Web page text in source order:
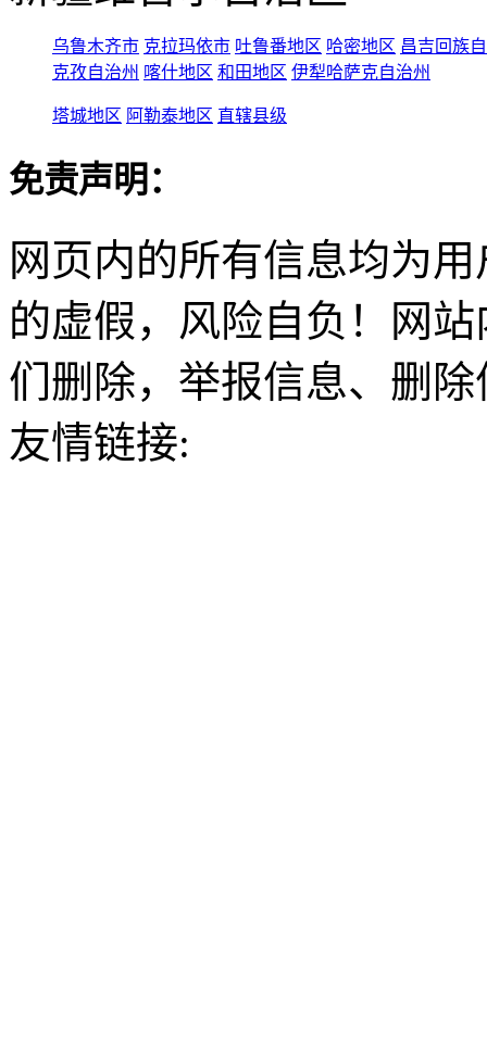
乌鲁木齐市 克拉玛依市 吐鲁番地区 哈密地区 昌吉回族
克孜自治州 喀什地区 和田地区 伊犁哈萨克自治州
塔城地区 阿勒泰地区 直辖县级
免责声明：
网页内的所有信息均为
的虚假，风险自负！网
们删除，举报信息、删
友情链接: